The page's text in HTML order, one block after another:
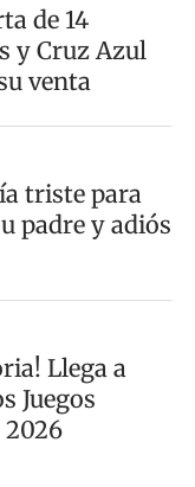
de 14
y Cruz Azul
venta
triste para
padre y adiós
Llega a
Juegos
2026